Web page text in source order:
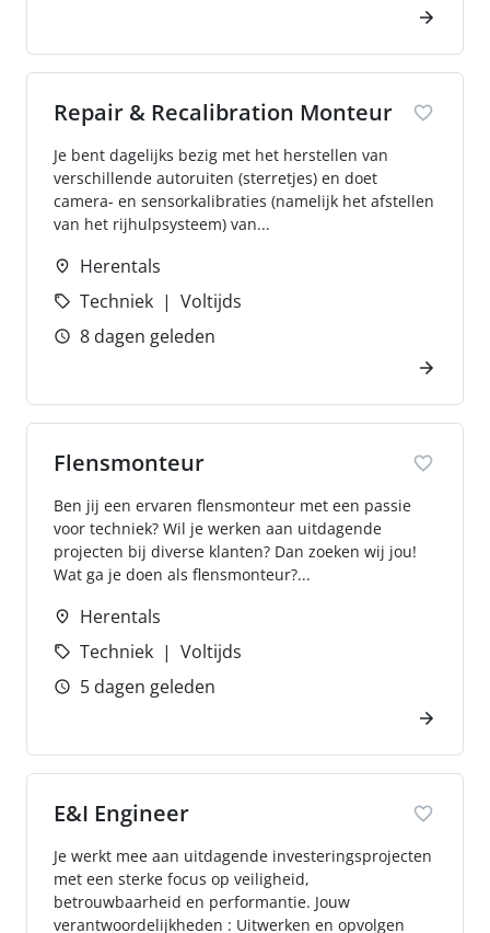
Repair & Recalibration Monteur
Je bent dagelijks bezig met het herstellen van
verschillende autoruiten (sterretjes) en doet
camera- en sensorkalibraties (namelijk het afstellen
van het rijhulpsysteem) van...
Herentals
Techniek
Voltijds
8 dagen geleden
Flensmonteur
Ben jij een ervaren flensmonteur met een passie
voor techniek? Wil je werken aan uitdagende
projecten bij diverse klanten? Dan zoeken wij jou!
Wat ga je doen als flensmonteur?...
Herentals
Techniek
Voltijds
5 dagen geleden
E&I Engineer
Je werkt mee aan uitdagende investeringsprojecten
met een sterke focus op veiligheid,
betrouwbaarheid en performantie. Jouw
verantwoordelijkheden : Uitwerken en opvolgen